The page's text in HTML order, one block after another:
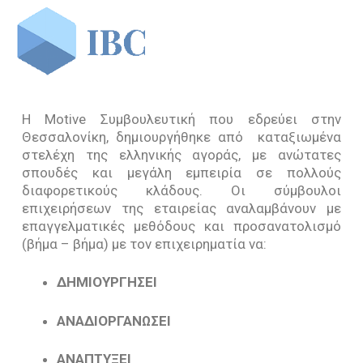
Αρχική
H Εταιρία
Προφίλ
Υπηρεσίες
Η Motive Συμβουλευτική που εδρεύει στην
Θεσσαλονίκη, δημιουργήθηκε από καταξιωμένα
στελέχη της ελληνικής αγοράς, με ανώτατες
σπουδές και μεγάλη εμπειρία σε πολλούς
διαφορετικούς κλάδους. Οι σύμβουλοι
επιχειρήσεων της εταιρείας αναλαμβάνουν με
επαγγελματικές μεθόδους και προσανατολισμό
(βήμα – βήμα) με τον επιχειρηματία να:
ΔΗΜΙΟΥΡΓΗΣΕΙ
ΑΝΑΔΙΟΡΓΑΝΩΣΕΙ
ΑΝΑΠΤΥΞΕΙ